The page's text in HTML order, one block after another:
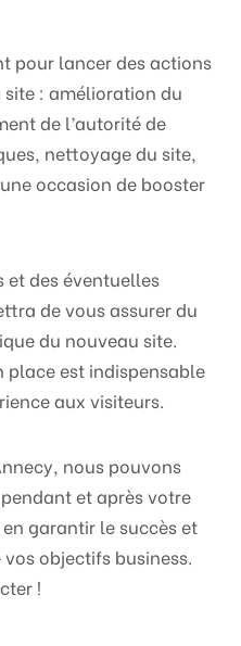
pour lancer des actions
: amélioration du
de l’autorité de
nettoyage du site,
occasion de booster
et des éventuelles
de vous assurer du
du nouveau site.
place est indispensable
aux visiteurs.
nous pouvons
et après votre
garantir le succès et
objectifs business.
!